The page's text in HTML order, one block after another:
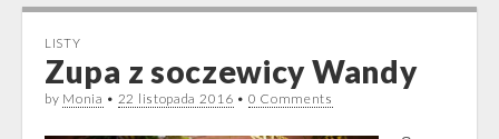
LISTY
Zupa z soczewicy Wandy
by Monia • 22 listopada 2016 • 0 Comments